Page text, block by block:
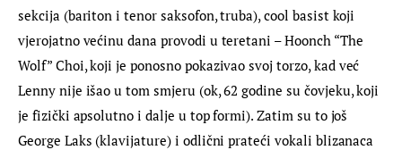
sekcija (bariton i tenor saksofon, truba), cool basist koji
vjerojatno većinu dana provodi u teretani – Hoonch “The
Wolf” Choi, koji je ponosno pokazivao svoj torzo, kad već
Lenny nije išao u tom smjeru (ok, 62 godine su čovjeku, koji
je fizički apsolutno i dalje u top formi). Zatim su to još
George Laks (klavijature) i odlični prateći vokali blizanaca